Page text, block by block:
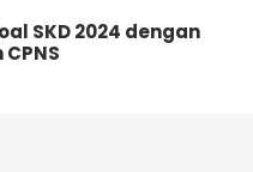
SKD 2024 dengan